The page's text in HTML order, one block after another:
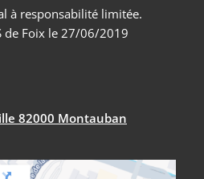
à responsabilité limitée.
de Foix le 27/06/2019
82000 Montauban